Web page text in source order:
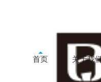
首页 关于我